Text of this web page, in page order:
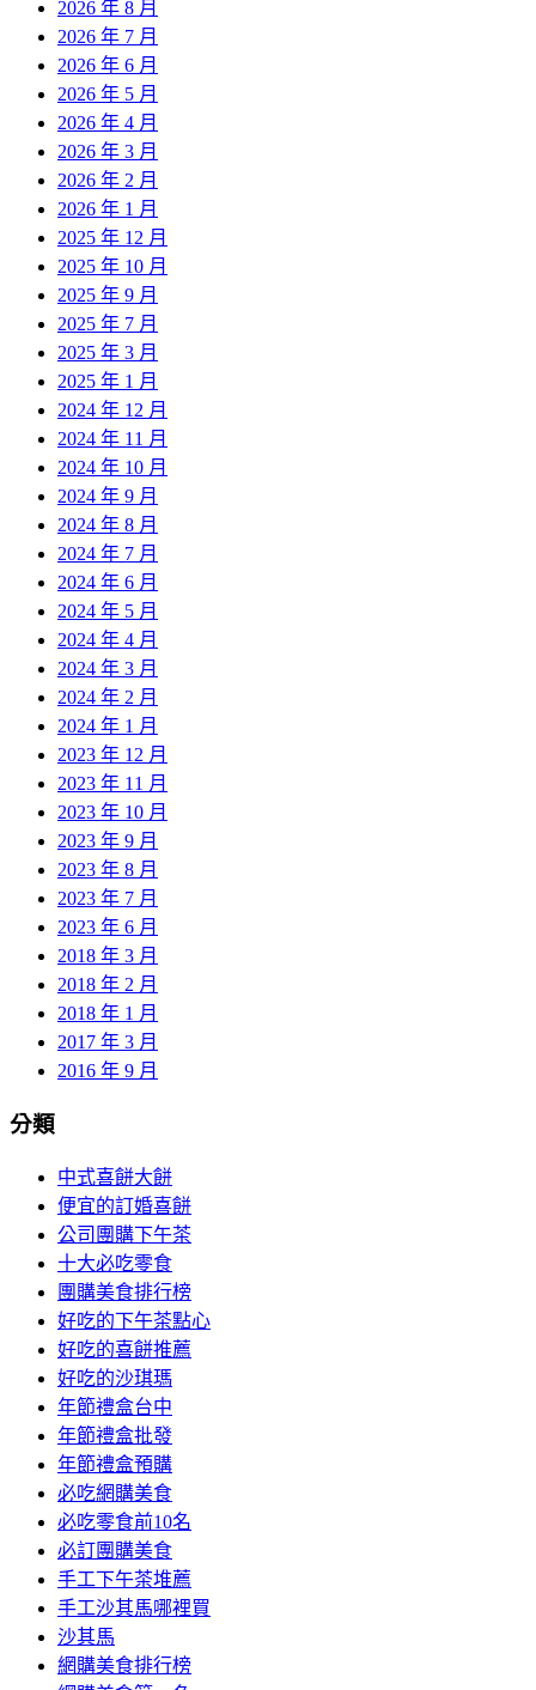
2026 年 8 月
2026 年 7 月
2026 年 6 月
2026 年 5 月
2026 年 4 月
2026 年 3 月
2026 年 2 月
2026 年 1 月
2025 年 12 月
2025 年 10 月
2025 年 9 月
2025 年 7 月
2025 年 3 月
2025 年 1 月
2024 年 12 月
2024 年 11 月
2024 年 10 月
2024 年 9 月
2024 年 8 月
2024 年 7 月
2024 年 6 月
2024 年 5 月
2024 年 4 月
2024 年 3 月
2024 年 2 月
2024 年 1 月
2023 年 12 月
2023 年 11 月
2023 年 10 月
2023 年 9 月
2023 年 8 月
2023 年 7 月
2023 年 6 月
2018 年 3 月
2018 年 2 月
2018 年 1 月
2017 年 3 月
2016 年 9 月
分類
中式喜餅大餅
便宜的訂婚喜餅
公司團購下午茶
十大必吃零食
團購美食排行榜
好吃的下午茶點心
好吃的喜餅推薦
好吃的沙琪瑪
年節禮盒台中
年節禮盒批發
年節禮盒預購
必吃網購美食
必吃零食前10名
必訂團購美食
手工下午茶堆薦
手工沙其馬哪裡買
沙其馬
網購美食排行榜